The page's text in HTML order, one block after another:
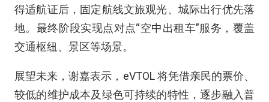
得适航证后，固定航线文旅观光、城际出行优先落
地。最终阶段实现点对点“空中出租车”服务，覆盖
交通枢纽、景区等场景。
展望未来，谢嘉表示，eVTOL 将凭借亲民的票价、
较低的维护成本及绿色可持续的特性，逐步融入普